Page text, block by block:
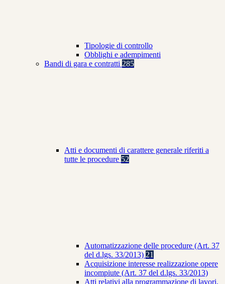
Tipologie di controllo
Obblighi e adempimenti
Bandi di gara e contratti 285
Atti e documenti di carattere generale riferiti a
tutte le procedure 52
Automatizzazione delle procedure (Art. 37
del d.lgs. 33/2013) 21
Acquisizione interesse realizzazione opere
incompiute (Art. 37 del d.lgs. 33/2013)
Atti relativi alla programmazione di lavori,